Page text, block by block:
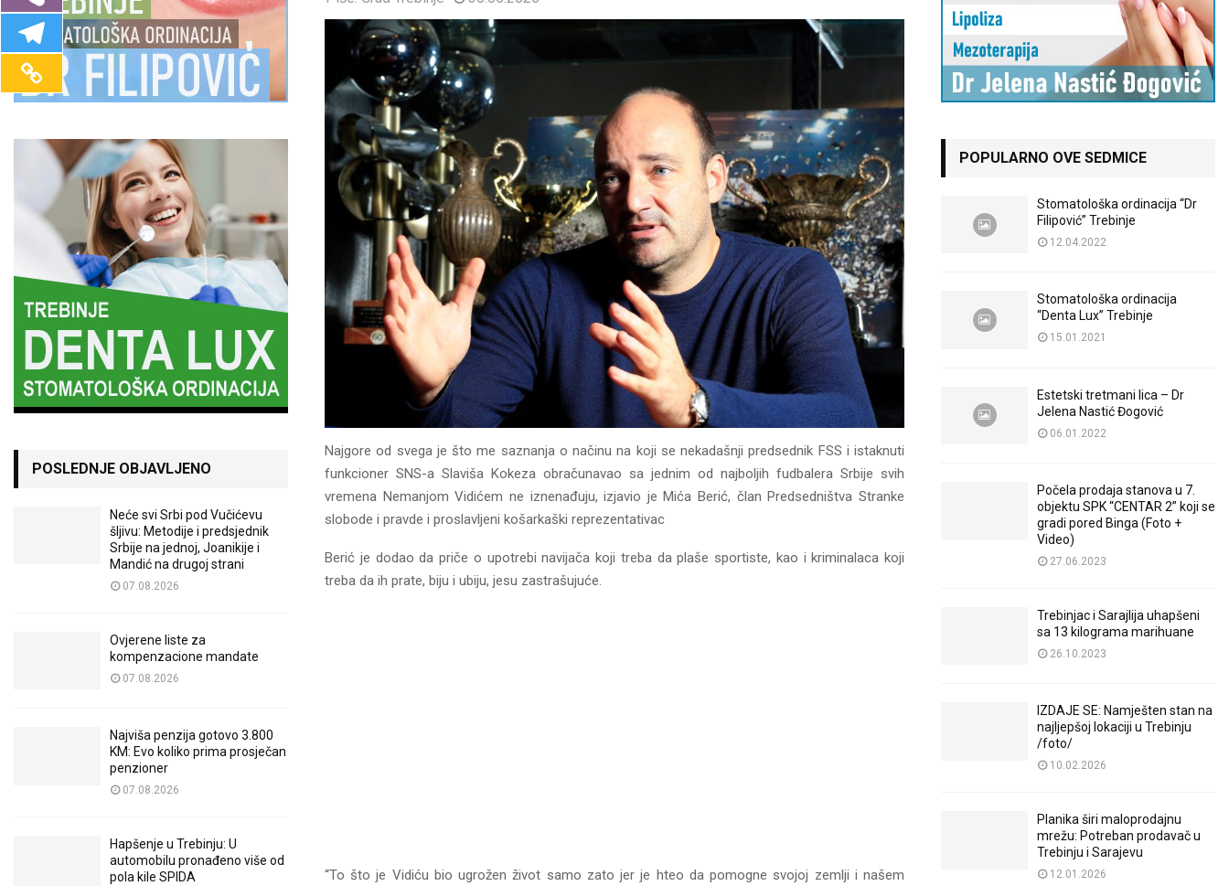
Najgore od svega je što me saznanja o načinu na koji se nekadašnji predsednik FSS i istaknuti
funkcioner SNS-a Slaviša Kokeza obračunavao sa jednim od najboljih fudbalera Srbije svih
vremena Nemanjom Vidićem ne iznenađuju, izjavio je Mića Berić, član Predsedništva Stranke
slobode i pravde i proslavljeni košarkaški reprezentativac
Berić je dodao da priče o upotrebi navijača koji treba da plaše sportiste, kao i kriminalaca koji
treba da ih prate, biju i ubiju, jesu zastrašujuće.
“To što je Vidiću bio ugrožen život samo zato jer je hteo da pomogne svojoj zemlji i našem
POSLEDNJE OBJAVLJENO
Neće svi Srbi pod Vučićevu
šljivu: Metodije i predsjednik
Srbije na jednoj, Joanikije i
Mandić na drugoj strani
07.08.2026
Ovjerene liste za
kompenzacione mandate
07.08.2026
Najviša penzija gotovo 3.800
KM: Evo koliko prima prosječan
penzioner
07.08.2026
Hapšenje u Trebinju: U
automobilu pronađeno više od
pola kile SPIDA
POPULARNO OVE SEDMICE
Stomatološka ordinacija “Dr
Filipović” Trebinje
12.04.2022
Stomatološka ordinacija
“Denta Lux” Trebinje
15.01.2021
Estetski tretmani lica – Dr
Jelena Nastić Đogović
06.01.2022
Počela prodaja stanova u 7.
objektu SPK “CENTAR 2” koji se
gradi pored Binga (Foto +
Video)
27.06.2023
Trebinjac i Sarajlija uhapšeni
sa 13 kilograma marihuane
26.10.2023
IZDAJE SE: Namješten stan na
najljepšoj lokaciji u Trebinju
/foto/
10.02.2026
Planika širi maloprodajnu
mrežu: Potreban prodavač u
Trebinju i Sarajevu
12.01.2026